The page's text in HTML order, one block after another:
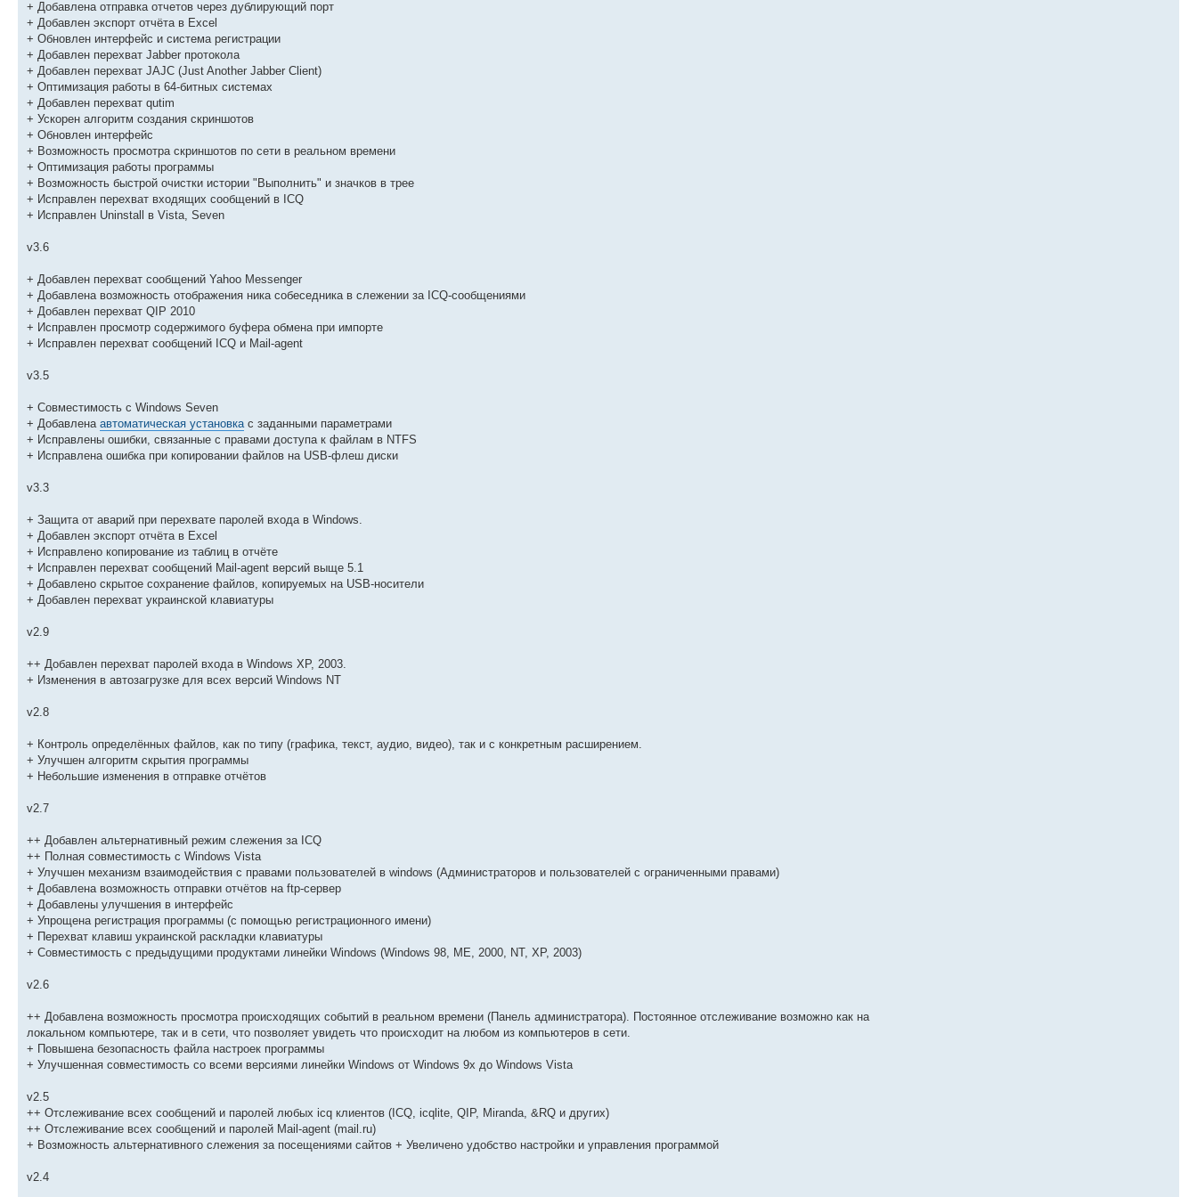
+ Добавлена отправка отчетов через дублирующий порт
+ Добавлен экспорт отчёта в Excel
+ Обновлен интерфейс и система регистрации
+ Добавлен перехват Jabber протокола
+ Добавлен перехват JAJC (Just Another Jabber Client)
+ Оптимизация работы в 64-битных системах
+ Добавлен перехват qutim
+ Ускорен алгоритм создания скриншотов
+ Обновлен интерфейс
+ Возможность просмотра скриншотов по сети в реальном времени
+ Оптимизация работы программы
+ Возможность быстрой очистки истории "Выполнить" и значков в трее
+ Исправлен перехват входящих сообщений в ICQ
+ Исправлен Uninstall в Vista, Seven
v3.6
+ Добавлен перехват сообщений Yahoo Messenger
+ Добавлена возможность отображения ника собеседника в слежении за ICQ-сообщениями
+ Добавлен перехват QIP 2010
+ Исправлен просмотр содержимого буфера обмена при импорте
+ Исправлен перехват сообщений ICQ и Mail-agent
v3.5
+ Совместимость с Windows Seven
+ Добавлена автоматическая установкас заданными параметрами
+ Исправлены ошибки, связанные с правами доступа к файлам в NTFS
+ Исправлена ошибка при копировании файлов на USB-флеш диски
v3.3
+ Защита от аварий при перехвате паролей входа в Windows.
+ Добавлен экспорт отчёта в Excel
+ Исправлено копирование из таблиц в отчёте
+ Исправлен перехват сообщений Mail-agent версий выще 5.1
+ Добавлено скрытое сохранение файлов, копируемых на USB-носители
+ Добавлен перехват украинской клавиатуры
v2.9
++ Добавлен перехват паролей входа в Windows XP, 2003.
+ Изменения в автозагрузке для всех версий Windows NT
v2.8
+ Контроль определённых файлов, как по типу (графика, текст, аудио, видео), так и с конкретным расширением.
+ Улучшен алгоритм скрытия программы
+ Небольшие изменения в отправке отчётов
v2.7
++ Добавлен альтернативный режим слежения за ICQ
++ Полная совместимость с Windows Vista
+ Улучшен механизм взаимодействия с правами пользователей в windows (Администраторов и пользователей с ограниченными правами)
+ Добавлена возможность отправки отчётов на ftp-сервер
+ Добавлены улучшения в интерфейс
+ Упрощена регистрация программы (с помощью регистрационного имени)
+ Перехват клавиш украинской раскладки клавиатуры
+ Совместимость с предыдущими продуктами линейки Windows (Windows 98, ME, 2000, NT, XP, 2003)
v2.6
++ Добавлена возможность просмотра происходящих событий в реальном времени (Панель администратора). Постоянное отслеживание возможно как на
локальном компьютере, так и в сети, что позволяет увидеть что происходит на любом из компьютеров в сети.
+ Повышена безопасность файла настроек программы
+ Улучшенная совместимость со всеми версиями линейки Windows от Windows 9x до Windows Vista
v2.5
++ Отслеживание всех сообщений и паролей любых icq клиентов (ICQ, icqlite, QIP, Miranda, &RQ и других)
++ Отслеживание всех сообщений и паролей Mail-agent (mail.ru)
+ Возможность альтернативного слежения за посещениями сайтов + Увеличено удобство настройки и управления программой
v2.4